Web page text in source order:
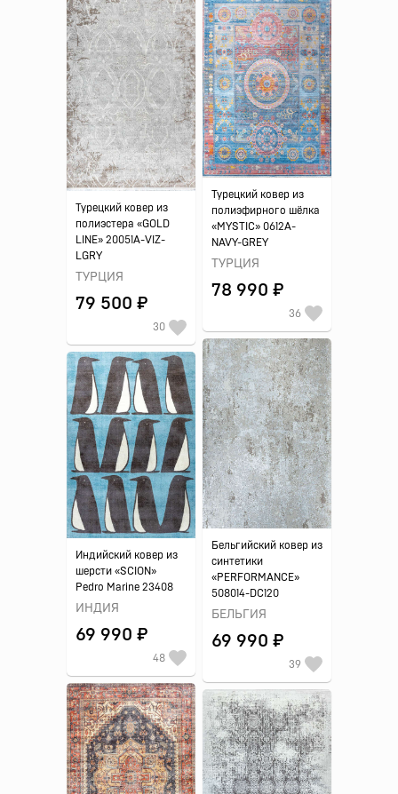
Турецкий ковер из
полиэстера «GOLD
LINE» 20051A-VIZ-
LGRY
ТУРЦИЯ
79 500 ₽
30
Турецкий ковер из
полиэфирного шёлка
«MYSTIC» 0612A-
NAVY-GREY
ТУРЦИЯ
78 990 ₽
36
Бельгийский ковер из
синтетики
«PERFORMANCE»
508014-DC120
БЕЛЬГИЯ
69 990 ₽
39
Индийский ковер из
шерсти «SCION»
Pedro Marine 23408
ИНДИЯ
69 990 ₽
48